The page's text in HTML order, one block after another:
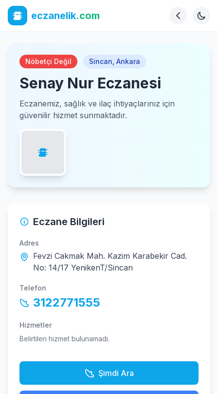
eczanelik.com
Nöbetçi Değil Sincan Ankara
Senay Nur Eczanesi
Eczanemiz, sağlık ve ilaç ihtiyaçlarınız için
güvenilir hizmet sunmaktadır.
Eczane Bilgileri
Adres
Fevzi Cakmak Mah. Kazim Karabekir Cad.
No: 14/17 YenikenT/Sincan
Telefon
3122771555
Hizmetler
Belirtilen hizmet bulunamadı.
Şimdi Ara